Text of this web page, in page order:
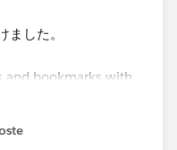
ました。
and bookmarks with
access the relevant